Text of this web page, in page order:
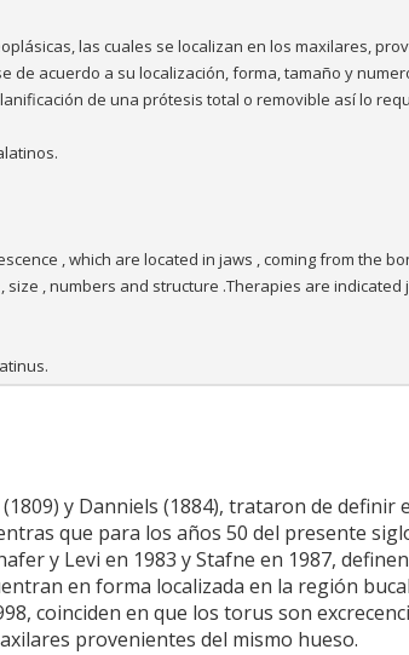
las cuales se localizan en los maxilares,
de acuerdo a su localización, forma, tamaño y
de una prótesis total o removible así lo
, which are located in jaws , coming from the
, numbers and structure .Therapies are indicated
y Danniels (1884), trataron de definir
que para los años 50 del presente
y Levi en 1983 y Stafne en 1987,
en forma localizada en la región
coinciden en que los torus son
provenientes del mismo hueso.